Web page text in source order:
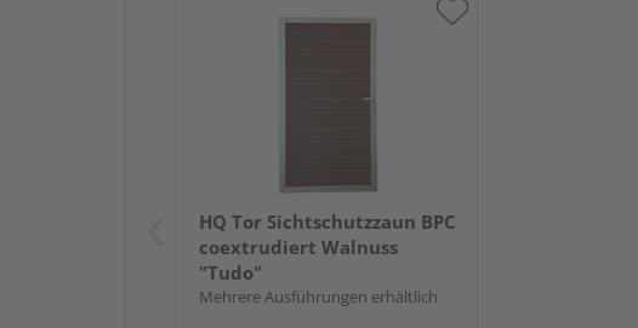
HQ Tor Sichtschutzzaun BPC
coextrudiert Walnuss
"Tudo"
Mehrere Ausführungen erhältlich